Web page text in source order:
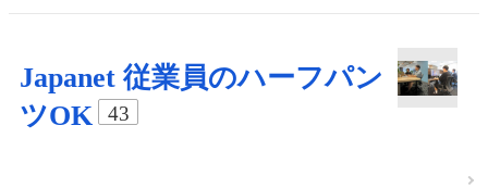
Japanet 従業員のハーフパン
ツOK
43